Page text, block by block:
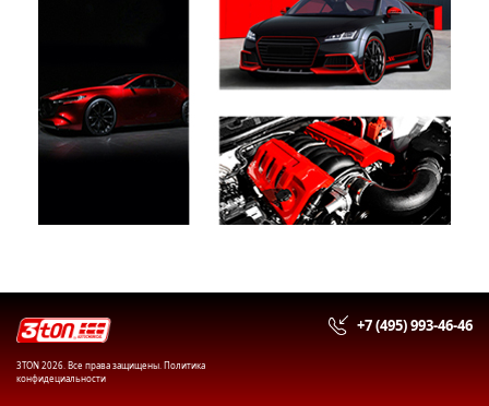
+7 (495) 993-46-46
3TON 2026. Все права защищены. Политика
конфидециальности